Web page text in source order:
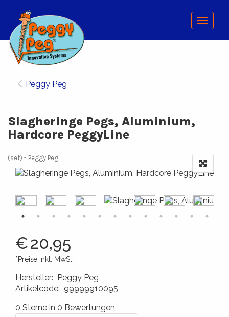
Menu
Peggy Peg
Slagheringe Pegs, Aluminium,
Hardcore PeggyLine
(set) Peggy Peg
€20,95
*Preise inkl. MwSt.
Hersteller: Peggy Peg
Artikelcode: 99999910095
0 Sterne in 0 Bewertungen